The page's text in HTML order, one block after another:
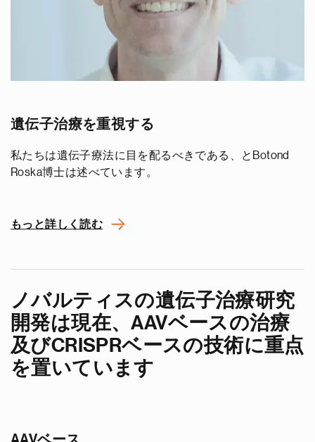
遺伝子治療を重視する
私たちは遺伝子療法に目を配るべきである、とBotond
Roska博士は述べています。
もっと詳しく読む
ノバルティスの遺伝子治療研究
開発は現在、AAVベースの治療
及びCRISPRベースの技術に重点
を置いています